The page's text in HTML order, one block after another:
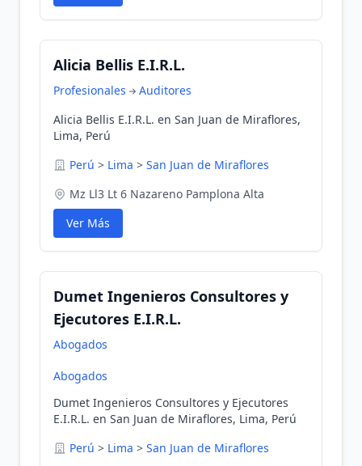
Alicia Bellis E.I.R.L.
Profesionales
Auditores
Alicia Bellis E.I.R.L. en San Juan de Miraflores,
Lima, Perú
Perú > Lima > San Juan de Miraflores
Mz Ll3 Lt 6 Nazareno Pamplona Alta
Ver Más
Dumet Ingenieros Consultores y
Ejecutores E.I.R.L.
Abogados
Abogados
Dumet Ingenieros Consultores y Ejecutores
E.I.R.L. en San Juan de Miraflores, Lima, Perú
Perú > Lima > San Juan de Miraflores